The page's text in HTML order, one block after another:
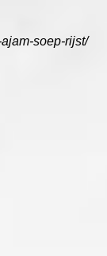
soep-rijst/